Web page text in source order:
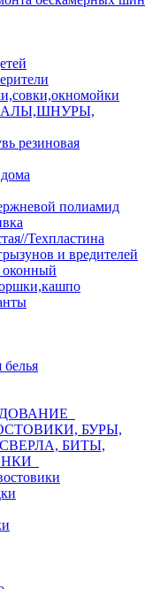
резиновая
полиамид
Техпластина
и вредителей
оконный
БУРЫ,
БИТЫ,